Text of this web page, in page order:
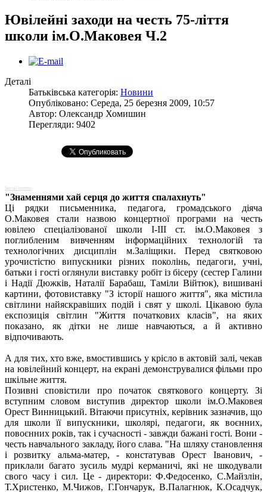
Ювілейні заходи на честь 75-ліття
школи ім.О.Маковея Ч.2
Деталі
Батьківська категорія: Новини
Опубліковано: Середа, 25 березня 2009, 10:57
Автор: Олександр Хомишин
Перегляди: 9402
Social buttons
"Знаменнями хай серця до життя спалахнуть"
Ці рядки письменника, педагога, громадського діяча
О.Маковея стали назвою концертної програми на честь
ювілею спеціалізованої школи І-ІІІ ст. ім.О.Маковея з
поглибленим вивченням інформаційних технологій та
технологічних дисциплін м.Заліщики. Перед святковою
урочистістю випускники різних поколінь, педагоги, учні,
батьки і гості оглянули виставку робіт із бісеру (сестер Галини
і Надії Дюжків, Наталії Барабаш, Таміли Війтюк), вишивані
картини, фотовиставку "З історії нашого життя", яка містила
світлини найяскравіших подій і свят у школі. Цікавою була
експозиція світлин "Життя початкових класів", на яких
показано, як дітки не лише навчаються, а й активно
відпочивають.
А для тих, хто вже, вмостившись у крісло в актовій залі, чекав
на ювілейний концерт, на екрані демонструвалися фільми про
шкільне життя.
Позивні сповістили про початок святкового концерту. Зі
вступним словом виступив директор школи ім.О.Маковея
Орест Винницький. Вітаючи присутніх, керівник зазначив, що
для школи її випускники, школярі, педагоги, як воєнних,
повоєнних років, так і сучасності - завжди бажані гості. Вони -
честь навчального закладу, його слава. "На шляху становлення
і розвитку альма-матер, - констатував Орест Іванович, -
приклали багато зусиль мудрі керманичі, які не шкодували
свого часу і сил. Це - директори: Ф.Федосенко, С.Майзлін,
Т.Христенко, М.Чижов, Г.Гончарук, В.Палагнюк, К.Осадчук,